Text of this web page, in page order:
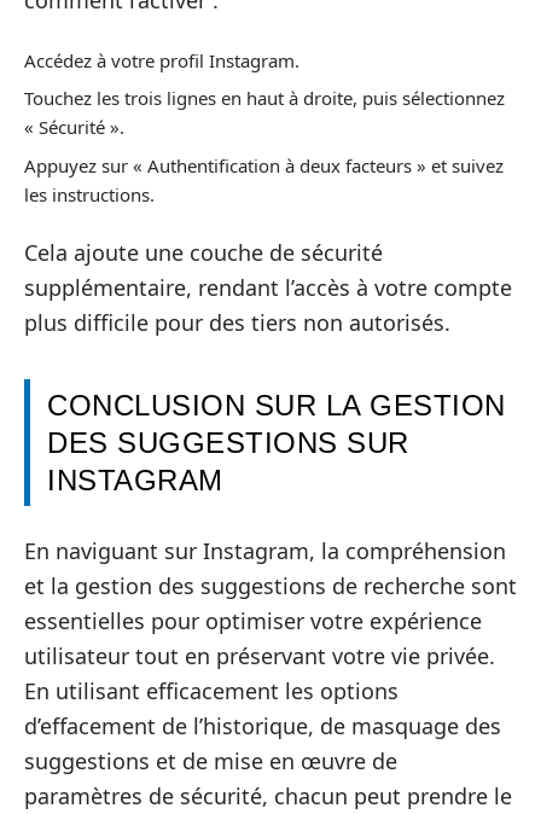
Accédez à votre profil Instagram.
Touchez les trois lignes en haut à droite, puis sélectionnez
« Sécurité ».
Appuyez sur « Authentification à deux facteurs » et suivez
les instructions.
Cela ajoute une couche de sécurité
supplémentaire, rendant l’accès à votre compte
plus difficile pour des tiers non autorisés.
CONCLUSION SUR LA GESTION
DES SUGGESTIONS SUR
INSTAGRAM
En naviguant sur Instagram, la compréhension
et la gestion des suggestions de recherche sont
essentielles pour optimiser votre expérience
utilisateur tout en préservant votre vie privée.
En utilisant efficacement les options
d’effacement de l’historique, de masquage des
suggestions et de mise en œuvre de
paramètres de sécurité, chacun peut prendre le